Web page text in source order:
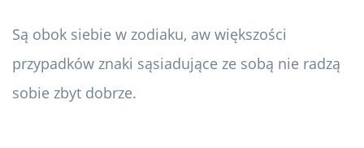
Są obok siebie w zodiaku, aw większości
przypadków znaki sąsiadujące ze sobą nie radzą
sobie zbyt dobrze.